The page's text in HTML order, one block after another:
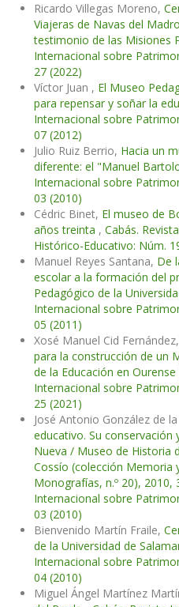
Ricardo Villegas Moreno,
Viajeras de Navas del
testimonio de las Misiones
Internacional sobre
27 (2022)
Víctor Juan , El Museo
para repensar y soñar la
Internacional sobre
07 (2012)
Julio Ruiz Berrio, Hacia un
diferente: el "Manuel
Internacional sobre
03 (2010)
Cédric Binet, El museo de
años treinta , Cabás.
Histórico-Educativo: Núm.
Manuel Reyes Santana, De
escolar a la formación del
Pedagógico de la
Internacional sobre
05 (2011)
Xosé Manuel Cid
para la construcción de un
de la Educación en Ourense
Internacional sobre
25 (2021)
José Antonio González de
educativo. Su
Nueva / Museo de Historia
Cossío (colección Memoria
Monografías, n.º 20), 2010,
Internacional sobre
03 (2010)
Bienvenido Martín Fraile,
de la Universidad de
Internacional sobre
04 (2010)
Miguel Ángel Martínez